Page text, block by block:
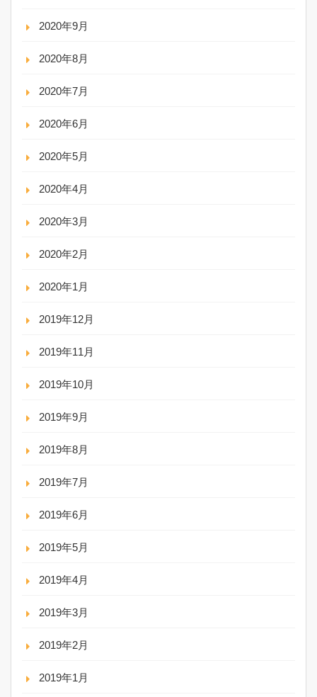
2020年9月
2020年8月
2020年7月
2020年6月
2020年5月
2020年4月
2020年3月
2020年2月
2020年1月
2019年12月
2019年11月
2019年10月
2019年9月
2019年8月
2019年7月
2019年6月
2019年5月
2019年4月
2019年3月
2019年2月
2019年1月